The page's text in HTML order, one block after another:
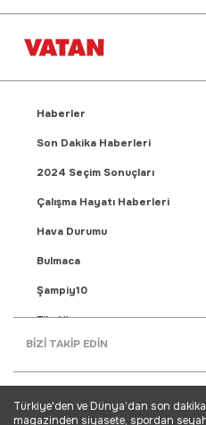
Haberler
Son Dakika Haberleri
2024 Seçim Sonuçları
Çalışma Hayatı Haberleri
Hava Durumu
Bulmaca
Şampiy10
Fikstür
Puan Durumu
Yaşam Haberleri
BİZİ TAKİP EDİN
Türkiye'den ve Dünya’dan son dakika
magazinden siyasete, spordan